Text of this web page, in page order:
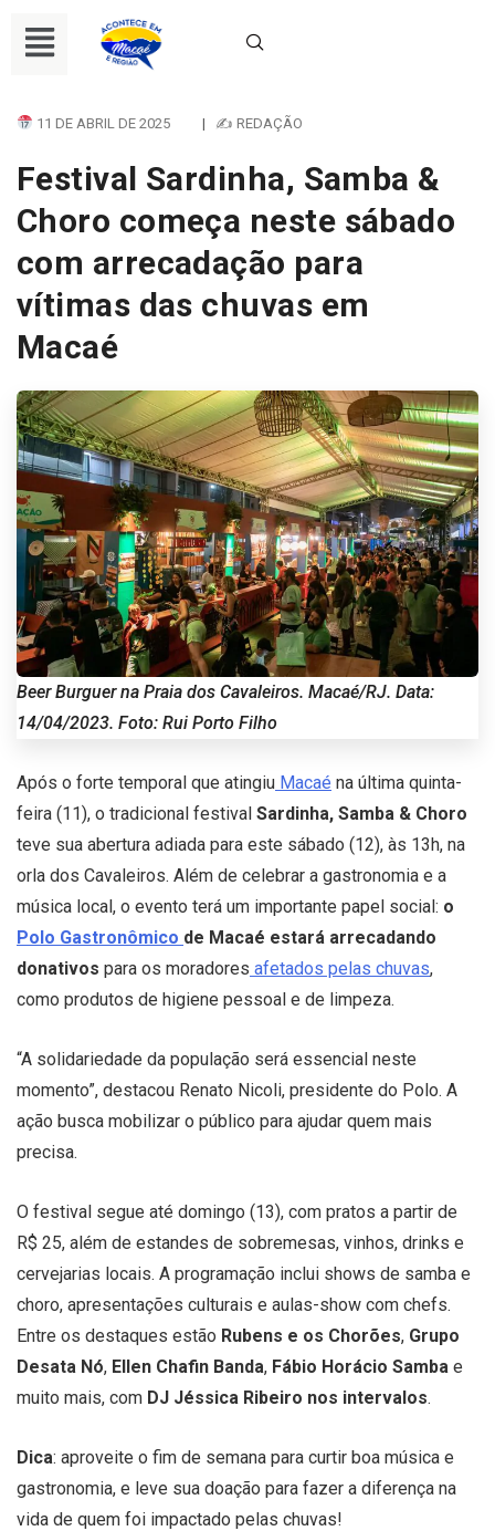
11 DE ABRIL DE 2025 | ✍ REDAÇÃO
Festival Sardinha, Samba &
Choro começa neste sábado
com arrecadação para
vítimas das chuvas em
Macaé
Beer Burguer na Praia dos Cavaleiros. Macaé/RJ. Data:
14/04/2023. Foto: Rui Porto Filho
Após o forte temporal que atingiu Macaé na última quinta-
feira (11), o tradicional festival Sardinha, Samba & Choro
teve sua abertura adiada para este sábado (12), às 13h, na
orla dos Cavaleiros. Além de celebrar a gastronomia e a
música local, o evento terá um importante papel social: o
Polo Gastronômico de Macaé estará arrecadando
donativos para os moradores afetados pelas chuvas,
como produtos de higiene pessoal e de limpeza.
“A solidariedade da população será essencial neste
momento”, destacou Renato Nicoli, presidente do Polo. A
ação busca mobilizar o público para ajudar quem mais
precisa.
O festival segue até domingo (13), com pratos a partir de
R$ 25, além de estandes de sobremesas, vinhos, drinks e
cervejarias locais. A programação inclui shows de samba e
choro, apresentações culturais e aulas-show com chefs.
Entre os destaques estão Rubens e os Chorões, Grupo
Desata Nó, Ellen Chafin Banda, Fábio Horácio Samba e
muito mais, com DJ Jéssica Ribeiro nos intervalos.
Dica: aproveite o fim de semana para curtir boa música e
gastronomia, e leve sua doação para fazer a diferença na
vida de quem foi impactado pelas chuvas!